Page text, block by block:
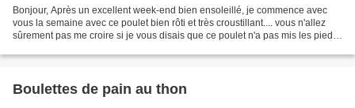
Bonjour, Après un excellent week-end bien ensoleillé, je commence avec
vous la semaine avec ce poulet bien rôti et très croustillant.... vous n'allez
sûrement pas me croire si je vous disais que ce poulet n'a pas mis les pieds
Boulettes de pain au thon